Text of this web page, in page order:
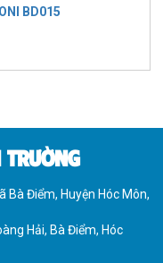
BD015
TRƯỜNG
Bà Điểm, Huyện Hóc Môn,
Hải, Bà Điểm, Hóc